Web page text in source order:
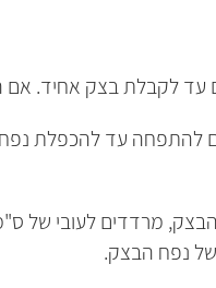
לקבלת בצק אחיד. אם
להתפחה עד להכפלת נפח
מרדדים לעובי של ס"מ
נפח הבצק.